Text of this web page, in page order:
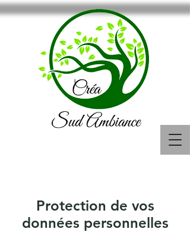
Protection de vos
données personnelles